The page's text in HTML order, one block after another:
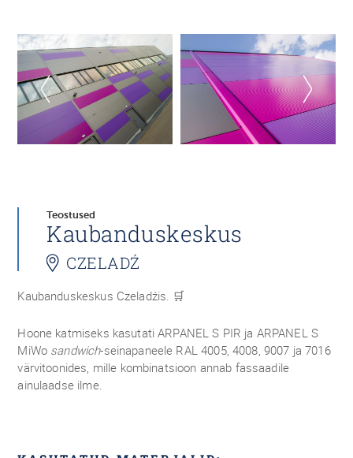
Teostused
Kaubanduskeskus
CZELADŹ
Kaubanduskeskus Czeladźis. 🛒
Hoone katmiseks kasutati ARPANEL S PIR ja ARPANEL S
MiWo sandwich-seinapaneele RAL 4005, 4008, 9007 ja 7016
värvitoonides, mille kombinatsioon annab fassaadile
ainulaadse ilme.